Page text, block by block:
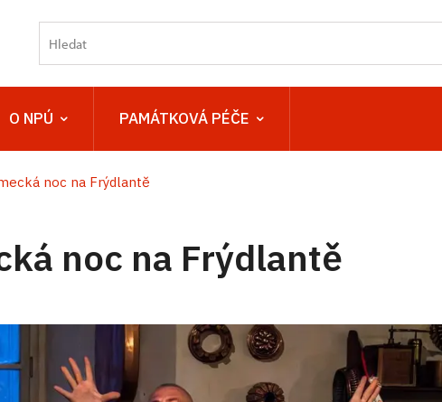
O NPÚ PAMÁTKOVÁ PÉČE
noc na Frýdlantě
noc na Frýdlantě